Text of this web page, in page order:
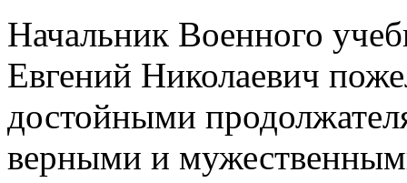
Начальник Военного
Евгений Николаевич
достойными
верными и